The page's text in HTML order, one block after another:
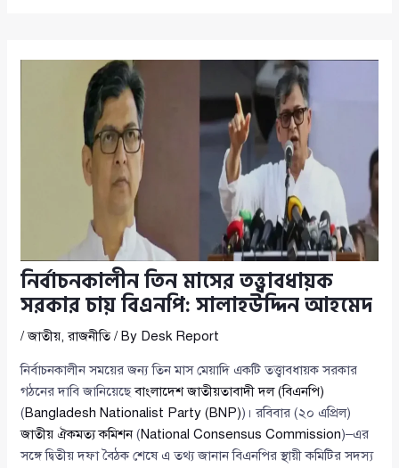
নির্বাচনকালীন তিন মাসের তত্ত্বাবধায়ক
সরকার চায় বিএনপি: সালাহউদ্দিন আহমেদ
/জাতীয়,রাজনীতি/ By Desk Report
নির্বাচনকালীন সময়ের জন্য তিন মাস মেয়াদি একটি তত্ত্বাবধায়ক সরকার
গঠনের দাবি জানিয়েছেবাংলাদেশ জাতীয়তাবাদী দল (বিএনপি)
(Bangladesh Nationalist Party (BNP))। রবিবার (২০ এপ্রিল)
জাতীয় ঐকমত্য কমিশন(National Consensus Commission)–এর
সঙ্গে দ্বিতীয় দফা বৈঠক শেষে এ তথ্য জানান বিএনপির স্থায়ী কমিটির সদস্য